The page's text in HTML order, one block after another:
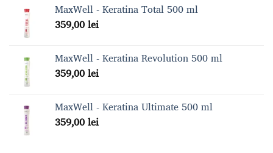
MaxWell - Keratina Total 500 ml
359,00lei
MaxWell - Keratina Revolution 500 ml
359,00lei
MaxWell - Keratina Ultimate 500 ml
359,00lei